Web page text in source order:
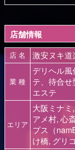
店舗情報
店 名 激安ヌキ道
業 種
デリヘル
テ、待合
エステ
エリア
大阪ミナ
アメ村, 心
プス（
け橋, グリ